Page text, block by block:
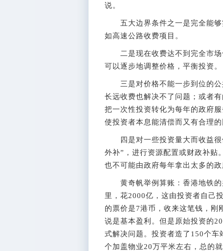
说。
五大边界条件之一是完全能够
如高速公路收费项目。
二是现在收费达不到完全市场
可以逐步地调整价格，平衡投资。
三是对价格不能一步到位的公
长远收费也解决不了问题；或者
把一次性投资转化为每年的政府
使投资者本息能清偿而又有合理的
四是对一些投资量大而收益很
外补”，进行资源配置或财政补贴
也不可能由政府每年拿出太多的
黄奇帆举例算账：香港地铁的
里，花2000亿，这由投资者自己
的票价是7港币，收来这笔钱，刚
说是基本盈利。但是原始投资的
式解决问题。投资者造了150个
个加盖物业20万平米左右，总的